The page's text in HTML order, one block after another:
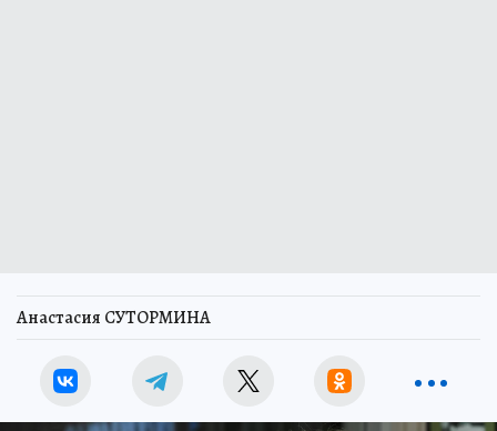
Анастасия СУТОРМИНА